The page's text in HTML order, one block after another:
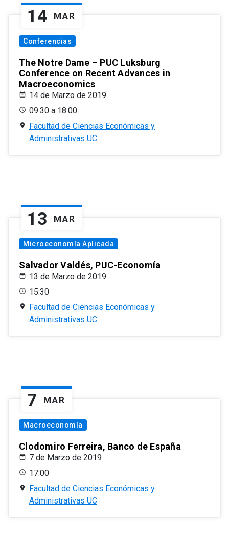
14 MAR
Conferencias
The Notre Dame – PUC Luksburg
Conference on Recent Advances in
Macroeconomics
14 de Marzo de 2019
09:30 a 18:00
Facultad de Ciencias Económicas y
Administrativas UC
13 MAR
Microeconomía Aplicada
Salvador Valdés, PUC-Economía
13 de Marzo de 2019
15:30
Facultad de Ciencias Económicas y
Administrativas UC
7 MAR
Macroeconomía
Clodomiro Ferreira, Banco de España
7 de Marzo de 2019
17:00
Facultad de Ciencias Económicas y
Administrativas UC